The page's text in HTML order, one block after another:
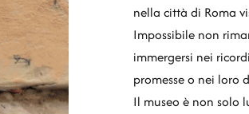
nella città di Roma
Impossibile non
immergersi nei
promesse o nei loro
Il museo è non solo